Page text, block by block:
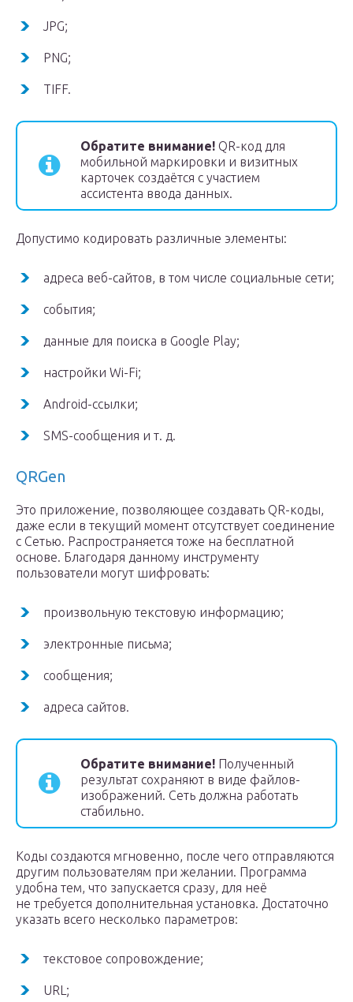
JPG;
PNG;
TIFF.
Обратите внимание! QR-код для
мобильной маркировки и визитных
карточек создаётся с участием
ассистента ввода данных.
Допустимо кодировать различные элементы:
адреса веб-сайтов, в том числе социальные сети;
события;
данные для поиска в Google Play;
настройки Wi-Fi;
Android-ссылки;
SMS-сообщения и т. д.
QRGen
Это приложение, позволяющее создавать QR-коды,
даже если в текущий момент отсутствует соединение
с Сетью. Распространяется тоже на бесплатной
основе. Благодаря данному инструменту
пользователи могут шифровать:
произвольную текстовую информацию;
электронные письма;
сообщения;
адреса сайтов.
Обратите внимание! Полученный
результат сохраняют в виде файлов-
изображений. Сеть должна работать
стабильно.
Коды создаются мгновенно, после чего отправляются
другим пользователям при желании. Программа
удобна тем, что запускается сразу, для неё
не требуется дополнительная установка. Достаточно
указать всего несколько параметров:
текстовое сопровождение;
URL;